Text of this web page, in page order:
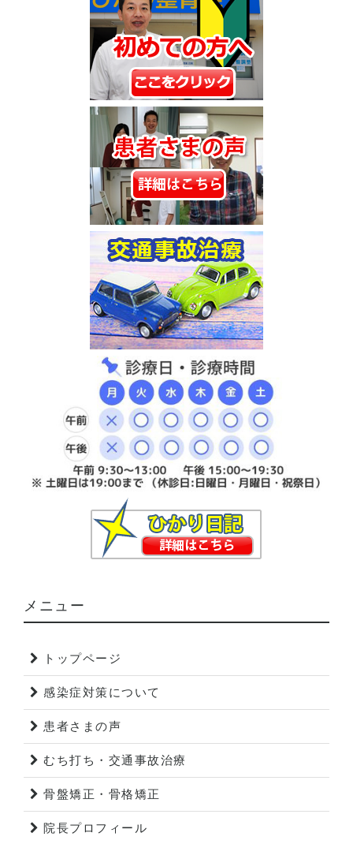
メニュー
トップページ
感染症対策について
患者さまの声
むち打ち・交通事故治療
骨盤矯正・骨格矯正
院長プロフィール